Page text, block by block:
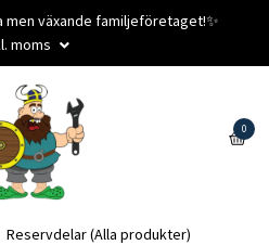
men växande familjeföretaget!✨️
moms
0
Reservdelar (Alla produkter)